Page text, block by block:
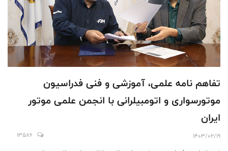
تفاهم نامه علمی، آموزشی و فنی فدراسیون
موتورسواری و اتومبیلرانی با انجمن علمی موتور
ایران
1403/02/19
13586